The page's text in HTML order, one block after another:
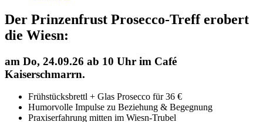
Der Prinzenfrust Prosecco-Treff erobert
die Wiesn:
am Do, 24.09.26 ab 10 Uhr im Café
Kaiserschmarrn.
Frühstücksbrettl + Glas Prosecco für 36 €
Humorvolle Impulse zu Beziehung & Begegnung
Praxiserfahrung mitten im Wiesn-Trubel